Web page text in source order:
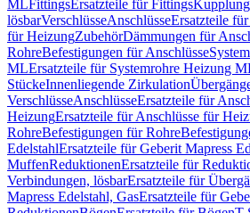
MLFittingsErsatzteile für Fittings
lösbarVerschlüsseAnschlüsseErsatzteile
für HeizungZubehörDämmungen für
RohreBefestigungen für Anschlüsse
MLErsatzteile für Systemrohre Heizung
StückeInnenliegende Zirkulation
VerschlüsseAnschlüsseErsatzteile für
HeizungErsatzteile für Anschlüsse für
RohreBefestigungen für Rohre
EdelstahlErsatzteile für Geberit Mapress
MuffenReduktionenErsatzteile für
Verbindungen, lösbarErsatzteile für
Mapress Edelstahl, GasErsatzteile für